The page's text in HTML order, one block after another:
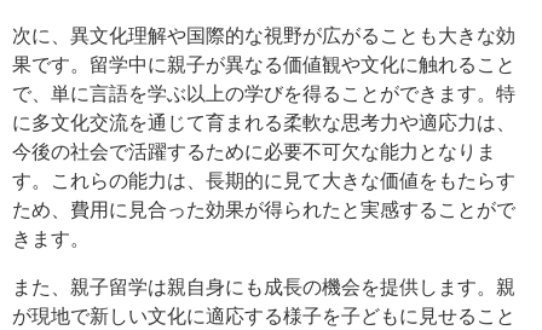
次に、異文化理解や国際的な視野が広がることも大きな効
果です。留学中に親子が異なる価値観や文化に触れること
で、単に言語を学ぶ以上の学びを得ることができます。特
に多文化交流を通じて育まれる柔軟な思考力や適応力は、
今後の社会で活躍するために必要不可欠な能力となりま
す。これらの能力は、長期的に見て大きな価値をもたらす
ため、費用に見合った効果が得られたと実感することがで
きます。
また、親子留学は親自身にも成長の機会を提供します。親
が現地で新しい文化に適応する様子を子どもに見せること